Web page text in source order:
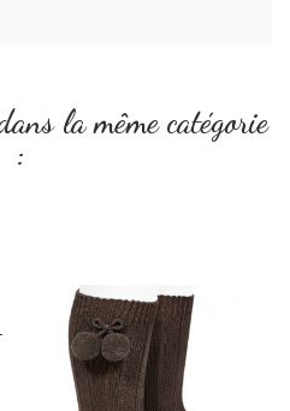
la même catégorie
: